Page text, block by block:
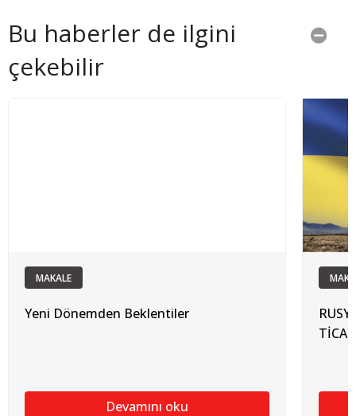
Bu haberler de ilgini
çekebilir
MAKALE
Yeni Dönemden Beklentiler
Devamını oku